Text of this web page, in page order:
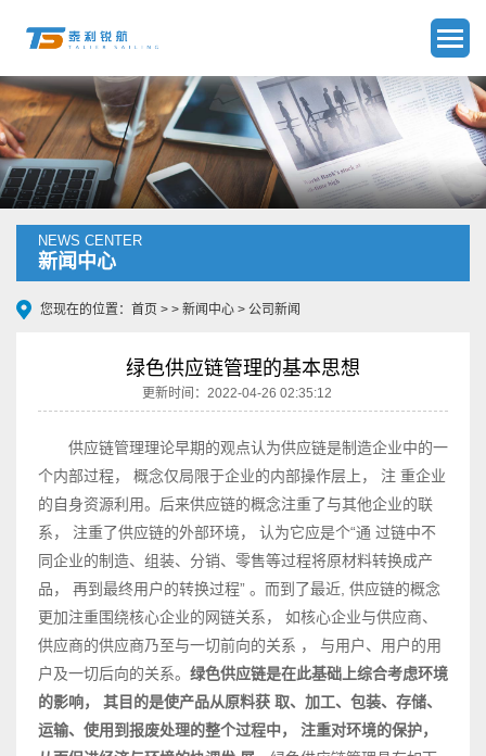
NEWS CENTER
新闻中心
您现在的位置： 首页 > > 新闻中心 > 公司新闻
绿色供应链管理的基本思想
更新时间：2022-04-26 02:35:12
供应链管理理论早期的观点认为供应链是制造企业中的一
个内部过程， 概念仅局限于企业的内部操作层上， 注 重企业
的自身资源利用。后来供应链的概念注重了与其他企业的联
系， 注重了供应链的外部环境， 认为它应是个“通 过链中不
同企业的制造、组装、分销、零售等过程将原材料转换成产
品， 再到最终用户的转换过程” 。而到了最近, 供应链的概念
更加注重围绕核心企业的网链关系， 如核心企业与供应商、
供应商的供应商乃至与一切前向的关系 ， 与用户、用户的用
户及一切后向的关系。 绿色供应链是在此基础上综合考虑环境
的影响， 其目的是使产品从原料获 取、加工、包装、存储、
运输、使用到报废处理的整个过程中， 注重对环境的保护，